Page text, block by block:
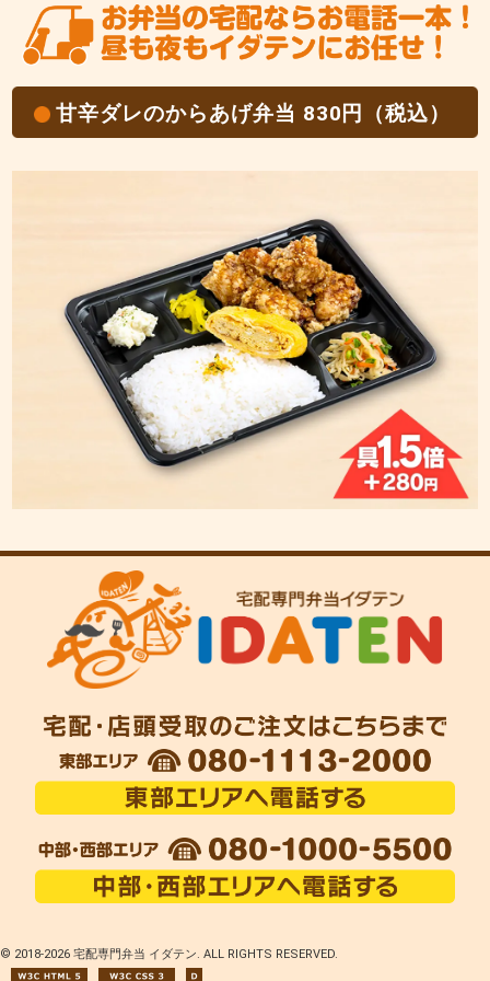
甘辛ダレのからあげ弁当 830円（税込）
© 2018-2026 宅配専門弁当 イダテン. ALL RIGHTS RESERVED.